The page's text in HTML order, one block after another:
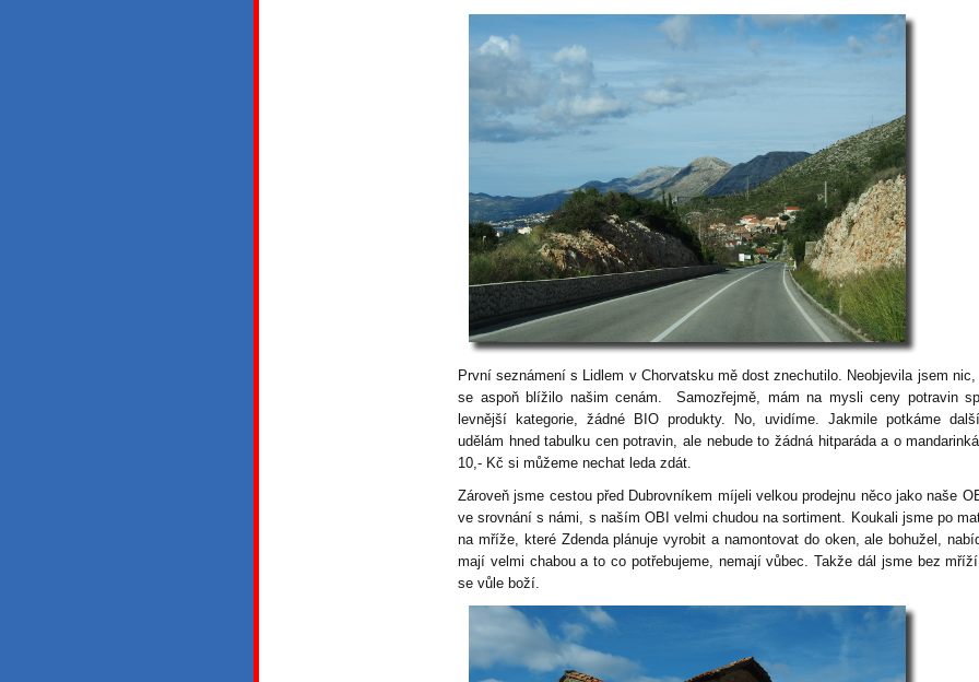
První seznámení s Lidlem v Chorvatsku mě dost znechutilo. Neobjevila jsem
se aspoň blížilo našim cenám. Samozřejmě, mám na mysli ceny potravin
levnější kategorie, žádné BIO produkty. No, uvidíme. Jakmile potkáme
udělám hned tabulku cen potravin, ale nebude to žádná hitparáda a o
10,- Kč si můžeme nechat leda zdát.
Zároveň jsme cestou před Dubrovníkem míjeli velkou prodejnu něco jako naše
ve srovnání s námi, s naším OBI velmi chudou na sortiment. Koukali jsme po
na mříže, které Zdenda plánuje vyrobit a namontovat do oken, ale bohužel,
mají velmi chabou a to co potřebujeme, nemají vůbec. Takže dál jsme bez
se vůle boží.